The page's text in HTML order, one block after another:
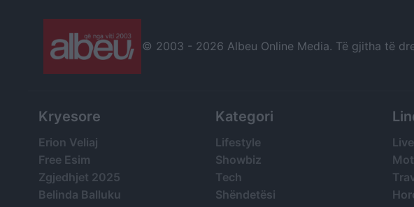
© 2003 - 2026 Albeu Online Media. Të gjitha të
Kryesore
Erion Veliaj
Free Esim
Zgjedhjet 2025
Belinda Balluku
Kategori
Lifestyle
Showbiz
Tech
Shëndetësi